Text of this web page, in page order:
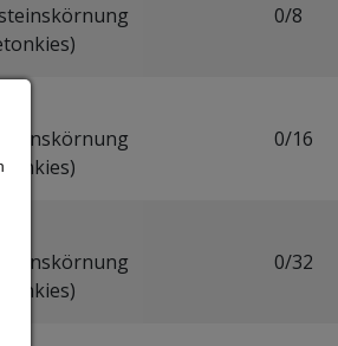
0/8
0/16
0/32